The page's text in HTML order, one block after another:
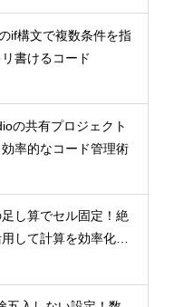
if構文で複数条件を指
書けるコード
の共有プロジェクト
率的なコード管理術
し算でセル固定！絶
して計算を効率化し